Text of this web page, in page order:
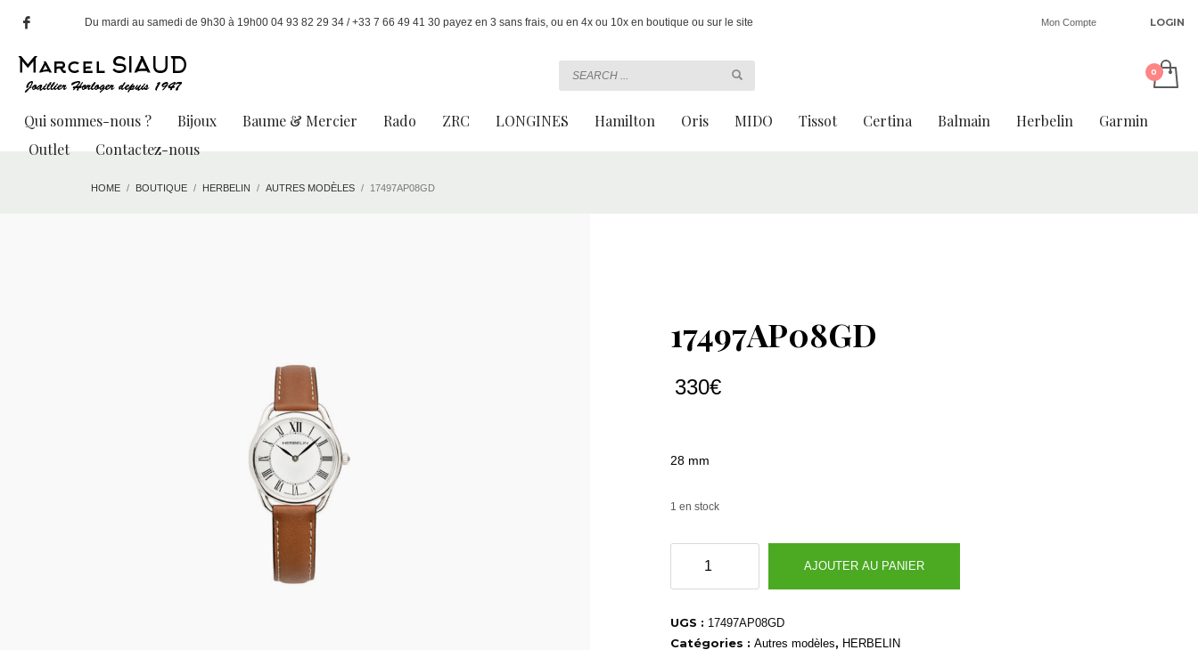
Du mardi au samedi de 9h30 à 19h00 04 93 82 29 34 / +33 7 66 49 41 30 payez en 3 sans frais, ou en 4x ou 10x en boutique ou sur le site Mon Compte LOGIN
Qui sommes-nous ? Bijoux Baume & Mercier Rado ZRC LONGINES Hamilton Oris MIDO Tissot Certina Balmain Herbelin
Garmin
Outlet
Contactez-nous
HOME BOUTIQUE HERBELIN AUTRES MODÈLES 17497AP08GD
17497AP08GD
330€
28 mm
1 en stock
17497AP08GD
AJOUTER AU PANIER
UGS : 17497AP08GD
Catégories : Autres modèles, HERBELIN